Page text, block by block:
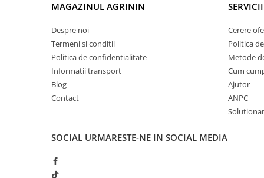
Spray si intretinere
Lichidare STOC
Produse Bricolaj
MAGAZINUL AGRININ
Despre noi
Termeni si conditii
Politica de confidentialitate
Informatii transport
Blog
Contact
Cerere
Politica
Metode
Cum
Ajutor
ANPC
SOCIAL URMARESTE-NE IN SOCIAL MEDIA